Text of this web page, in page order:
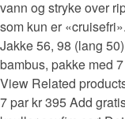
vann og stryke over
som kun er
Jakke 56, 98 (lang
bambus, pakke med
View Related
7 par kr 395 Add